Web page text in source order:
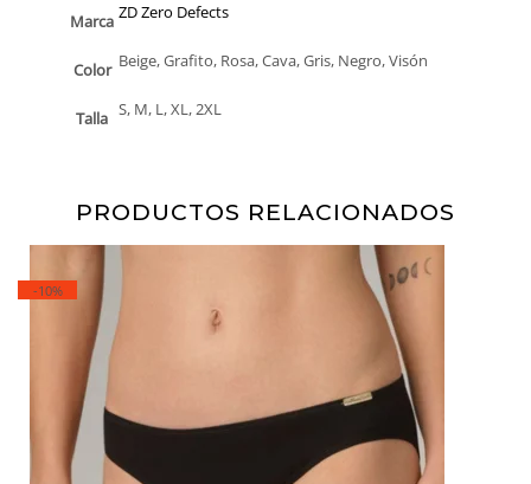
Marca ZD Zero Defects
Color Beige, Grafito, Rosa, Cava, Gris, Negro, Visón
Talla S, M, L, XL, 2XL
PRODUCTOS RELACIONADOS
-10%